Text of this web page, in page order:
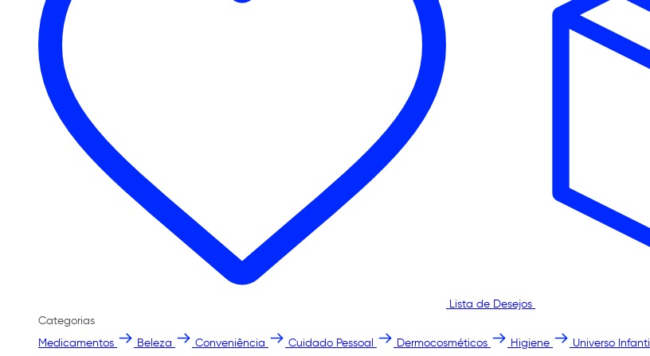
Lista de Desejos
Categorias
Medicamentos
Beleza Conveniência Cuidado Pessoal Dermocosméticos Higiene Universo Infantil